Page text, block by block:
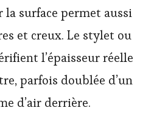
la surface permet aussi
et creux. Le stylet ou
l’épaisseur réelle
parfois doublée d’un
d’air derrière.